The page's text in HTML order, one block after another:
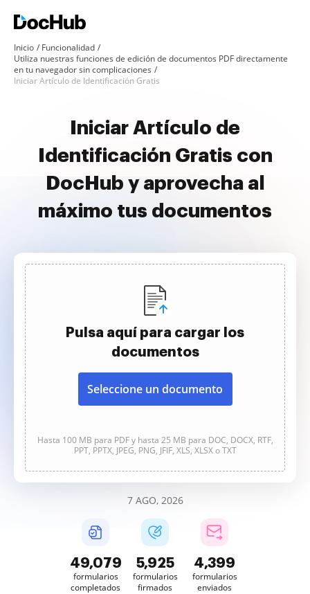
Inicio
Funcionalidad
Utiliza nuestras funciones de edición de documentos PDF directamente
en tu navegador sin complicaciones
Iniciar Artículo de Identificación Gratis
Iniciar Artículo de
Identificación Gratis con
DocHub y aprovecha al
máximo tus documentos
Pulsa aquí para cargar los
documentos
Seleccione un documento
Hasta 100 MB para PDF y hasta 25 MB para DOC, DOCX, RTF,
PPT, PPTX, JPEG, PNG, JFIF, XLS, XLSX o TXT
7 AGO, 2026
49,081
formularios
completados
5,925
formularios
firmados
4,399
formularios
enviados